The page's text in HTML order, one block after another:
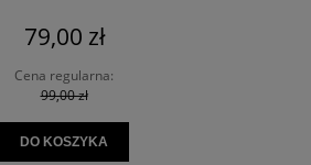
79,00 zł
Cena regularna:
99,00 zł
DO KOSZYKA